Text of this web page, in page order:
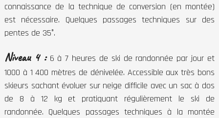
connaissance de la technique de conversion (en montée)
est nécessaire. Quelques passages techniques sur des
pentes de 35°.
Niveau 4 : 6 à 7 heures de ski de randonnée par jour et
1000 à 1 400 mètres de dénivelée. Accessible aux très bons
skieurs sachant évoluer sur neige difficile avec un sac à dos
de 8 à 12 kg et pratiquant régulièrement le ski de
randonnée. Quelques passages techniques à la montée